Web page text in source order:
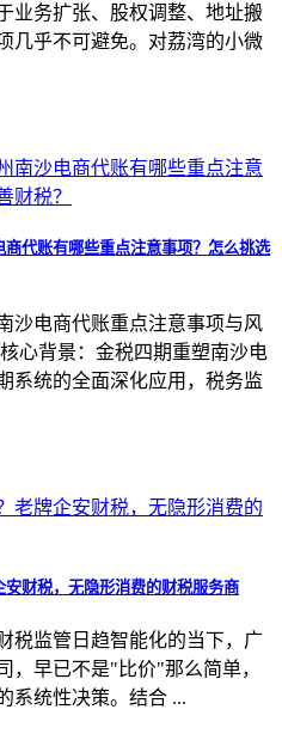
业务扩张、股权调整、地址搬
几乎不可避免。对荔湾的小微
代账有哪些重点注意事项？怎么挑选
沙电商代账重点注意事项与风
心背景：金税四期重塑南沙电
系统的全面深化应用，税务监
财税，无隐形消费的财税服务商
税监管日趋智能化的当下，广
，早已不是"比价"那么简单，
系统性决策。结合 ...